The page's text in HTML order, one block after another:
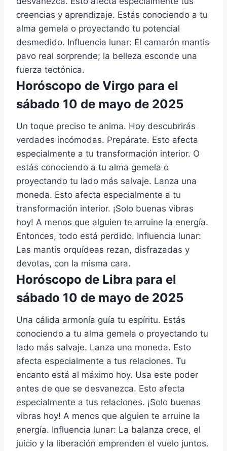
creencias y aprendizaje. Estás conociendo a tu
alma gemela o proyectando tu potencial
desmedido. Influencia lunar: El camarón mantis
pavo real sorprende; la belleza esconde una
fuerza tectónica.
Horóscopo de Virgo para el
sábado 10 de mayo de 2025
Un toque preciso te anima. Hoy descubrirás
verdades incómodas. Prepárate. Esto afecta
especialmente a tu transformación interior. O
estás conociendo a tu alma gemela o
proyectando tu lado más salvaje. Lanza una
moneda. Esto afecta especialmente a tu
transformación interior. ¡Solo buenas vibras
hoy! A menos que alguien te arruine la energía.
Entonces, todo está perdido. Influencia lunar:
Las mantis orquídeas rezan, disfrazadas y
devotas, con la misma cara.
Horóscopo de Libra para el
sábado 10 de mayo de 2025
Una cálida armonía guía tu espíritu. Estás
conociendo a tu alma gemela o proyectando tu
lado más salvaje. Lanza una moneda. Esto
afecta especialmente a tus relaciones. Tu
encanto está al máximo hoy. Usa este poder
antes de que se desvanezca. Esto afecta
especialmente a tus relaciones. ¡Solo buenas
vibras hoy! A menos que alguien te arruine la
energía. Influencia lunar: La balanza crece, el
juicio y la liberación emprenden el vuelo juntos.